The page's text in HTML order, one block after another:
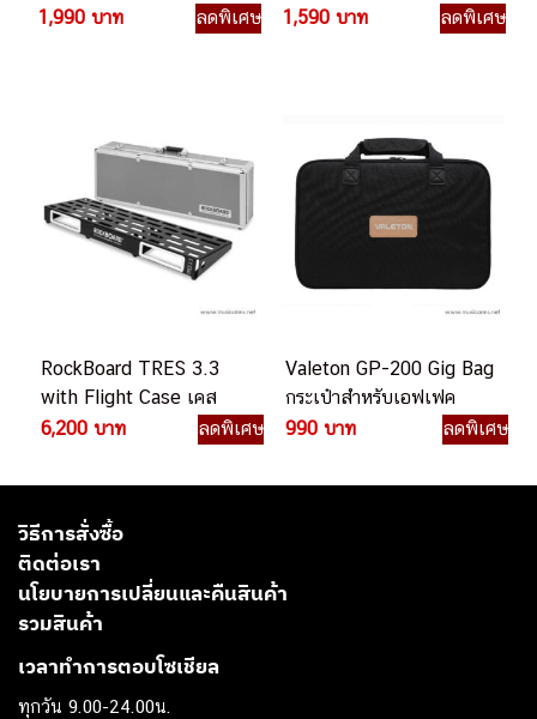
3.3lb Effect Pedalboard
1,990 บาท ลดพิเศษ
2.75lb Effect
1,590 บาท ลดพิเศษ
RockBoard TRES 3.3
with Flight Case เคส
เอฟเฟค
6,200 บาท ลดพิเศษ
Valeton GP-200 Gig Bag
กระเป๋าสำหรับเอฟเฟค
Valeton GP-200
990 บาท ลดพิเศษ
วิธีการสั่งซื้อ
ติดต่อเรา
นโยบายการเปลี่ยนและคืนสินค้า
รวมสินค้า
เวลาทำการตอบโซเชียล
ทุกวัน 9.00-24.00น.